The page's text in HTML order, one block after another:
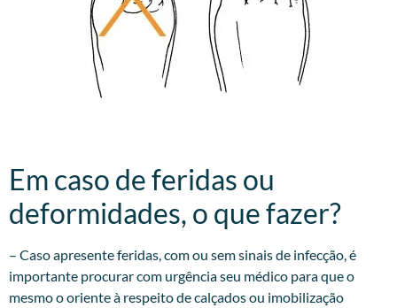
Em caso de feridas ou
deformidades, o que fazer?​
– Caso apresente feridas, com ou sem sinais de infecção, é
importante procurar com urgência seu médico para que o
mesmo o oriente à respeito de calçados ou imobilização